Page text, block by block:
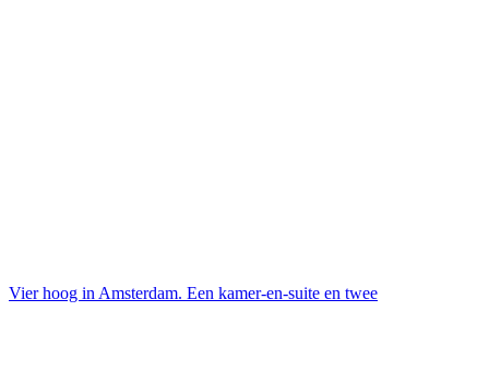
Vier hoog in Amsterdam. Een kamer-en-suite en twee